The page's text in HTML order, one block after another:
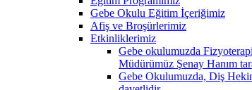
Gebe Okulu Eğitim İçeriğimiz
Afiş ve Broşürlerimiz
Etkinliklerimiz
Gebe okulumuzda
Müdürümüz Şenay Hanım
Gebe Okulumuzda, Diş